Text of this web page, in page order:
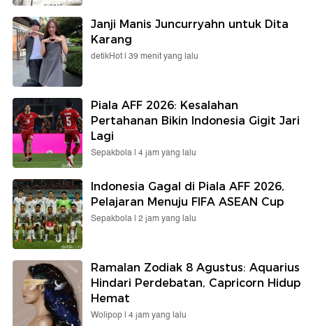
Janji Manis Juncurryahn untuk Dita
Karang
detikHot | 39 menit yang lalu
Piala AFF 2026: Kesalahan
Pertahanan Bikin Indonesia Gigit Jari
Lagi
Sepakbola | 4 jam yang lalu
Indonesia Gagal di Piala AFF 2026,
Pelajaran Menuju FIFA ASEAN Cup
Sepakbola | 2 jam yang lalu
Ramalan Zodiak 8 Agustus: Aquarius
Hindari Perdebatan, Capricorn Hidup
Hemat
Wolipop | 4 jam yang lalu